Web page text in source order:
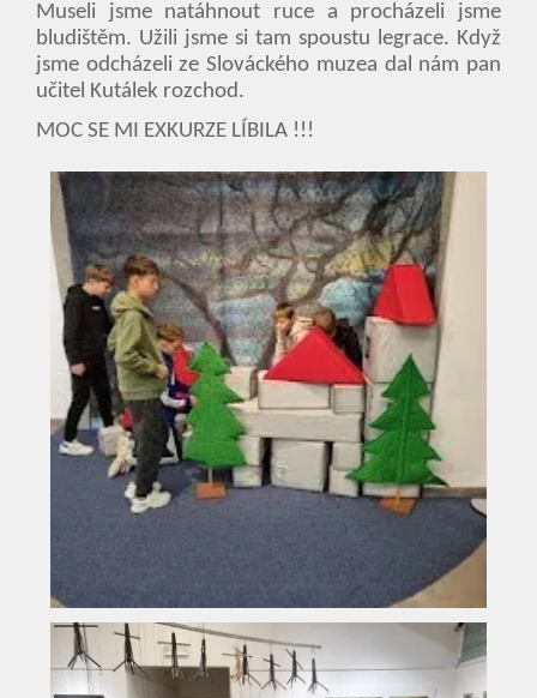
Museli jsme natáhnout ruce a procházeli jsme
bludištěm. Užili jsme si tam spoustu legrace. Když
jsme odcházeli ze Slováckého muzea dal nám pan
učitel Kutálek rozchod.
MOC SE MI EXKURZE LÍBILA !!!